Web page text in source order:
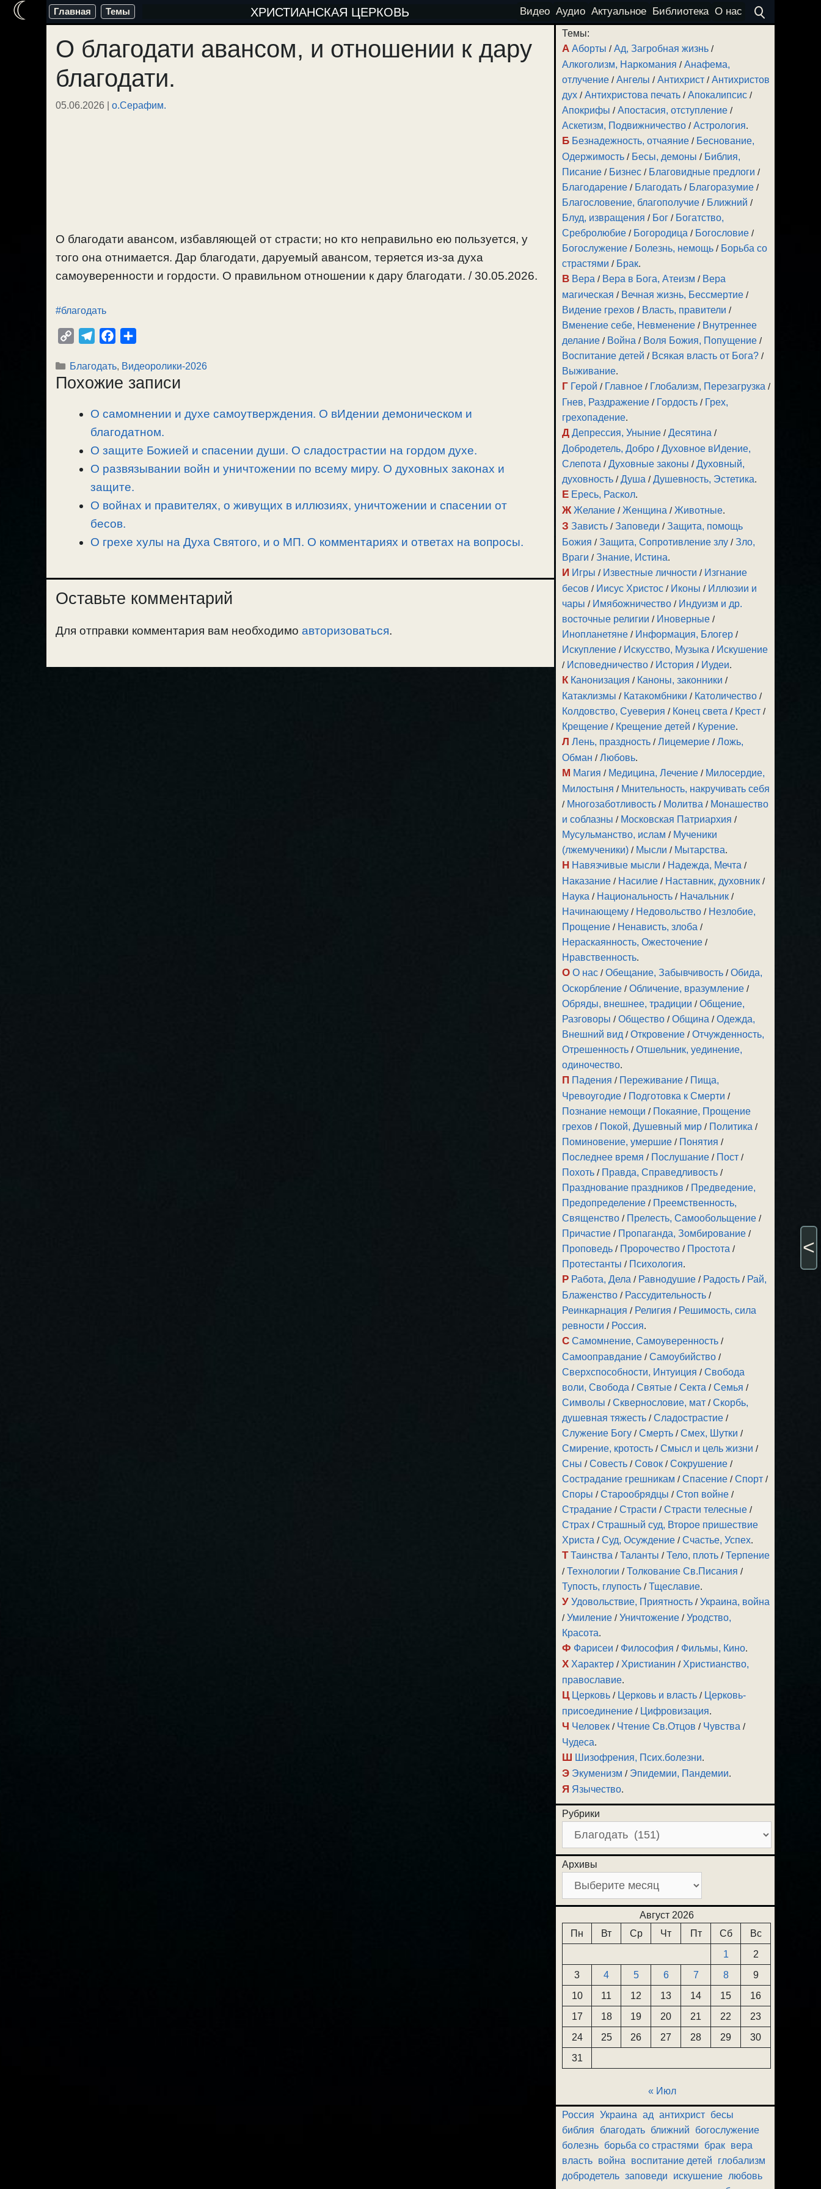
Перейти
содержимому
Главная Темы ХРИСТИАНСКАЯ ЦЕРКОВЬ Видео Аудио Актуальное Библиотека О нас
О благодати авансом, и отношении к дару
благодати.
05.06.2026 | о.Серафим.
О благодати авансом, избавляющей от страсти; но кто неправильно ею пользуется, у
того она отнимается. Дар благодати, даруемый авансом, теряется из-за духа
самоуверенности и гордости. О правильном отношении к дару благодати. / 30.05.2026.
#благодать
p
y
l
e
r
a
m
c
e
o
o
k
п
р
в
и
т
Рубрики
Благодать, Видеоролики-2026
Похожие записи
О самомнении и духе самоутверждения. О вИдении демоническом и
благодатном.
О защите Божией и спасении души. О сладострастии на гордом духе.
О развязывании войн и уничтожении по всему миру. О духовных законах и
защите.
О войнах и правителях, о живущих в иллюзиях, уничтожении и спасении от
бесов.
О грехе хулы на Духа Святого, и о МП. О комментариях и ответах на вопросы.
Оставьте комментарий
Для отправки комментария вам необходимо авторизоваться.
Темы:
А Аборты /Ад, Загробная жизнь /
Алкоголизм, Наркомания /Анафема,
отлучение /Ангелы /Антихрист /Антихристов
дух /Антихристова печать /Апокалипсис /
Апокрифы /Апостасия, отступление /
Аскетизм, Подвижничество /Астрология.
Б Безнадежность, отчаяние / Беснование,
Одержимость / Бесы, демоны / Библия,
Писание / Бизнес / Благовидные предлоги /
Благодарение / Благодать / Благоразумие /
Благословение, благополучие / Ближний /
Блуд, извращения / Бог / Богатство,
Сребролюбие / Богородица / Богословие /
Богослужение / Болезнь, немощь / Борьба со
страстями / Брак.
В Вера / Вера в Бога, Атеизм / Вера
магическая / Вечная жизнь, Бессмертие /
Видение грехов / Власть, правители /
Вменение себе, Невменение / Внутреннее
делание / Война / Воля Божия, Попущение /
Воспитание детей / Всякая власть от Бога? /
Выживание.
Г Герой / Главное / Глобализм, Перезагрузка /
Гнев, Раздражение / Гордость / Грех,
грехопадение.
Д Депрессия, Уныние /Десятина /
Добродетель, Добро /Духовное вИдение,
Слепота /Духовные законы /Духовный,
духовность /Душа /Душевность, Эстетика.
Е Ересь, Раскол.
Ж Желание /Женщина /Животные.
З Зависть /Заповеди /Защита, помощь
Божия /Защита, Сопротивление злу /Зло,
Враги /Знание, Истина.
И Игры / Известные личности / Изгнание
бесов / Иисус Христос / Иконы / Иллюзии и
чары / Имябожничество / Индуизм и др.
восточные религии / Иноверные /
Инопланетяне / Информация, Блогер /
Искупление / Искусство, Музыка / Искушение
/ Исповедничество / История / Иудеи.
К Канонизация / Каноны, законники /
Катаклизмы / Катакомбники / Католичество /
Колдовство, Суеверия / Конец света / Крест /
Крещение / Крещение детей / Курение.
Л Лень, праздность /Лицемерие /Ложь,
Обман /Любовь.
М Магия / Медицина, Лечение / Милосердие,
Милостыня / Мнительность, накручивать себя
/ Многозаботливость / Молитва / Монашество
и соблазны / Московская Патриархия /
Мусульманство, ислам / Мученики
(лжемученики) / Мысли / Мытарства.
Н Навязчивые мысли / Надежда, Мечта /
Наказание / Насилие / Наставник, духовник /
Наука / Национальность / Начальник /
Начинающему / Недовольство / Незлобие,
Прощение / Ненависть, злоба /
Нераскаянность, Ожесточение /
Нравственность.
О О нас /Обещание, Забывчивость /Обида,
Оскорбление /Обличение, вразумление /
Обряды, внешнее, традиции /Общение,
Разговоры /Общество /Община /Одежда,
Внешний вид /Откровение /Отчужденность,
Отрешенность /Отшельник, уединение,
одиночество.
П Падения / Переживание / Пища,
Чревоугодие / Подготовка к Смерти /
Познание немощи / Покаяние, Прощение
грехов / Покой, Душевный мир / Политика /
Поминовение, умершие / Понятия /
Последнее время / Послушание / Пост /
Похоть / Правда, Справедливость /
Празднование праздников / Предведение,
Предопределение / Преемственность,
Священство / Прелесть, Самообольщение /
Причастие / Пропаганда, Зомбирование /
Проповедь / Пророчество / Простота /
Протестанты / Психология.
Р Работа, Дела / Равнодушие / Радость / Рай,
Блаженство / Рассудительность /
Реинкарнация / Религия / Решимость, сила
ревности / Россия.
С Самомнение, Самоуверенность /
Самооправдание /Самоубийство /
Сверхспособности, Интуиция /Свобода
воли, Свобода /Святые /Секта /Семья /
Символы /Сквернословие, мат /Скорбь,
душевная тяжесть /Сладострастие /
Служение Богу /Смерть /Смех, Шутки /
Смирение, кротость /Смысл и цель жизни /
Сны /Совесть /Совок /Сокрушение /
Сострадание грешникам /Спасение /Спорт /
Споры /Старообрядцы /Стоп войне /
Страдание /Страсти /Страсти телесные /
Страх /Страшный суд, Второе пришествие
Христа /Суд, Осуждение /Счастье, Успех.
Т Таинства /Таланты /Тело, плоть /Терпение
/Технологии /Толкование Св.Писания /
Тупость, глупость /Тщеславие.
У Удовольствие, Приятность /Украина, война
/Умиление /Уничтожение /Уродство,
Красота.
Ф Фарисеи / Философия / Фильмы, Кино.
Х Характер / Христианин / Христианство,
православие.
Ц Церковь / Церковь и власть / Церковь-
присоединение / Цифровизация.
Ч Человек / Чтение Св.Отцов / Чувства /
Чудеса.
Ш Шизофрения, Псих.болезни.
Э Экуменизм / Эпидемии, Пандемии.
Я Язычество.
Рубрики
Архивы
Август 2026
Пн
Вт Ср Чт Пт Сб
Вс
1
2
3
4 5 6 7 8
9
10
11 12 13 14 15
16
17
18 19 20 21 22
23
24
25 26 27 28 29
30
31
« Июл
Россия Украина ад антихрист бесы
библия
благодать ближний
богослужение
болезнь борьба со страстями брак вера
власть война воспитание детей
глобализм
добродетель заповеди искушение любовь
☾
<